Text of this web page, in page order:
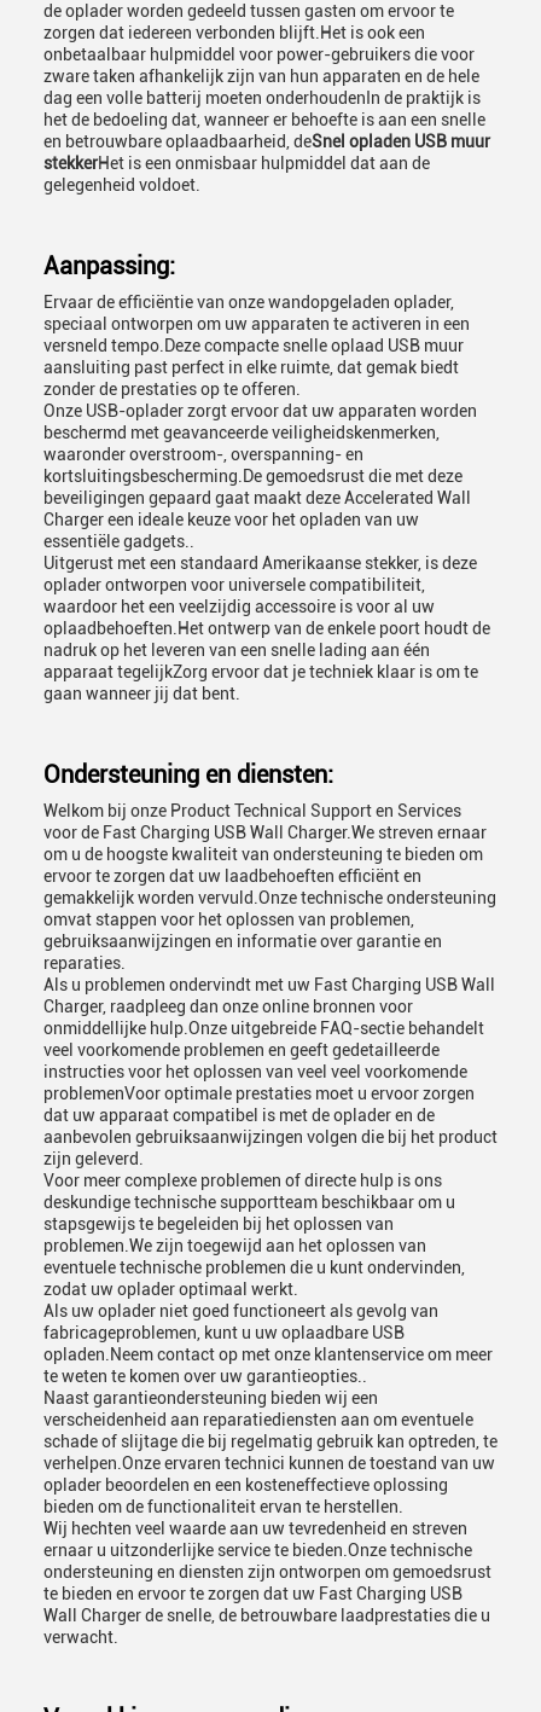
de oplader worden gedeeld tussen gasten om ervoor te
zorgen dat iedereen verbonden blijft.Het is ook een
onbetaalbaar hulpmiddel voor power-gebruikers die voor
zware taken afhankelijk zijn van hun apparaten en de hele
dag een volle batterij moeten onderhoudenIn de praktijk is
het de bedoeling dat, wanneer er behoefte is aan een snelle
en betrouwbare oplaadbaarheid, deSnel opladen USB muur
stekkerHet is een onmisbaar hulpmiddel dat aan de
gelegenheid voldoet.
Aanpassing:
Ervaar de efficiëntie van onze wandopgeladen oplader,
speciaal ontworpen om uw apparaten te activeren in een
versneld tempo.Deze compacte snelle oplaad USB muur
aansluiting past perfect in elke ruimte, dat gemak biedt
zonder de prestaties op te offeren.
Onze USB-oplader zorgt ervoor dat uw apparaten worden
beschermd met geavanceerde veiligheidskenmerken,
waaronder overstroom-, overspanning- en
kortsluitingsbescherming.De gemoedsrust die met deze
beveiligingen gepaard gaat maakt deze Accelerated Wall
Charger een ideale keuze voor het opladen van uw
essentiële gadgets..
Uitgerust met een standaard Amerikaanse stekker, is deze
oplader ontworpen voor universele compatibiliteit,
waardoor het een veelzijdig accessoire is voor al uw
oplaadbehoeften.Het ontwerp van de enkele poort houdt de
nadruk op het leveren van een snelle lading aan één
apparaat tegelijkZorg ervoor dat je techniek klaar is om te
gaan wanneer jij dat bent.
Ondersteuning en diensten:
Welkom bij onze Product Technical Support en Services
voor de Fast Charging USB Wall Charger.We streven ernaar
om u de hoogste kwaliteit van ondersteuning te bieden om
ervoor te zorgen dat uw laadbehoeften efficiënt en
gemakkelijk worden vervuld.Onze technische ondersteuning
omvat stappen voor het oplossen van problemen,
gebruiksaanwijzingen en informatie over garantie en
reparaties.
Als u problemen ondervindt met uw Fast Charging USB Wall
Charger, raadpleeg dan onze online bronnen voor
onmiddellijke hulp.Onze uitgebreide FAQ-sectie behandelt
veel voorkomende problemen en geeft gedetailleerde
instructies voor het oplossen van veel veel voorkomende
problemenVoor optimale prestaties moet u ervoor zorgen
dat uw apparaat compatibel is met de oplader en de
aanbevolen gebruiksaanwijzingen volgen die bij het product
zijn geleverd.
Voor meer complexe problemen of directe hulp is ons
deskundige technische supportteam beschikbaar om u
stapsgewijs te begeleiden bij het oplossen van
problemen.We zijn toegewijd aan het oplossen van
eventuele technische problemen die u kunt ondervinden,
zodat uw oplader optimaal werkt.
Als uw oplader niet goed functioneert als gevolg van
fabricageproblemen, kunt u uw oplaadbare USB
opladen.Neem contact op met onze klantenservice om meer
te weten te komen over uw garantieopties..
Naast garantieondersteuning bieden wij een
verscheidenheid aan reparatiediensten aan om eventuele
schade of slijtage die bij regelmatig gebruik kan optreden, te
verhelpen.Onze ervaren technici kunnen de toestand van uw
oplader beoordelen en een kosteneffectieve oplossing
bieden om de functionaliteit ervan te herstellen.
Wij hechten veel waarde aan uw tevredenheid en streven
ernaar u uitzonderlijke service te bieden.Onze technische
ondersteuning en diensten zijn ontworpen om gemoedsrust
te bieden en ervoor te zorgen dat uw Fast Charging USB
Wall Charger de snelle, de betrouwbare laadprestaties die u
verwacht.